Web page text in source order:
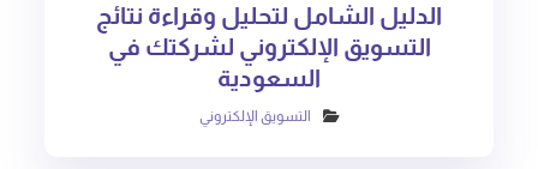
الدليل الشامل لتحليل وقراءة نتائج
التسويق الإلكتروني لشركتك في
السعودية
التسويق الإلكتروني